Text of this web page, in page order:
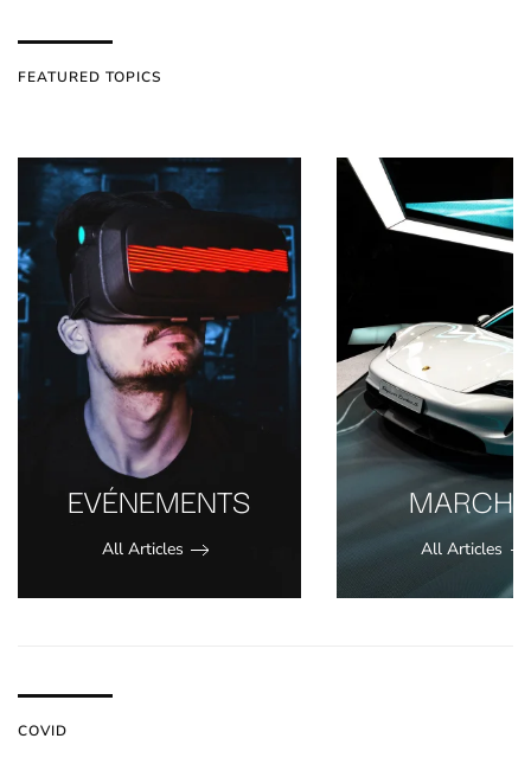
FEATURED TOPICS
EVÉNEMENTS
All Articles All Articles
COVID